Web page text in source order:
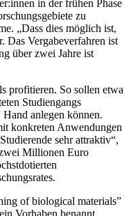
in der frühen Phase
zu
„Dass dies möglich ist,
Das Vergabeverfahren ist
über zwei Jahre ist
profitieren. So sollen etwa
Studiengangs
anlegen können.
konkreten Anwendungen
sehr attraktiv“,
Millionen Euro
of biological materials”
Vorhaben benannt.